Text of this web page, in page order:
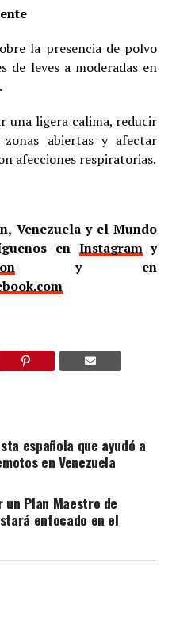
la presencia de polvo
de leves a moderadas en
una ligera calima, reducir
abiertas y afectar
afecciones respiratorias.
Venezuela y el Mundo
en Instagramy
y en
española que ayudó a
en Venezuela
Plan Maestro de
enfocado en el